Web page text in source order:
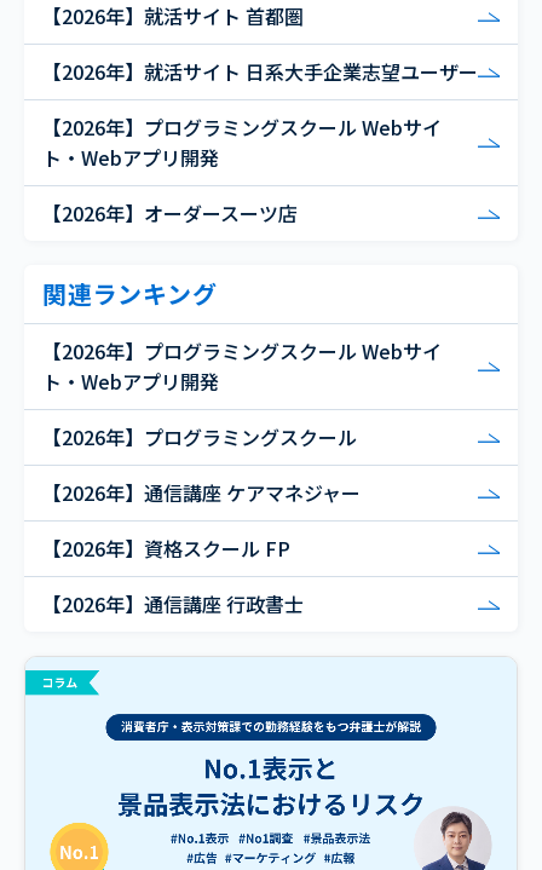
【2026年】就活サイト 首都圏
【2026年】就活サイト 日系大手企業志望ユーザー
【2026年】プログラミングスクール Webサイ
ト・Webアプリ開発
【2026年】オーダースーツ店
関連ランキング
【2026年】プログラミングスクール Webサイ
ト・Webアプリ開発
【2026年】プログラミングスクール
【2026年】通信講座 ケアマネジャー
【2026年】資格スクール FP
【2026年】通信講座 行政書士